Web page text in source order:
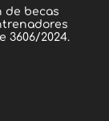
de becas
3606/2024.